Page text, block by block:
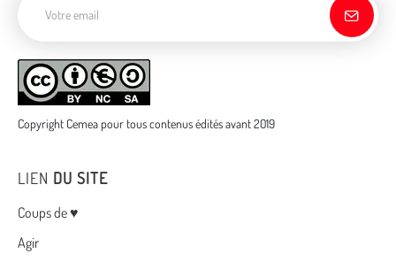
Copyright Cemea pour tous contenus édités avant 2019
LIEN DU SITE
Menu
Coups de ♥
Agir